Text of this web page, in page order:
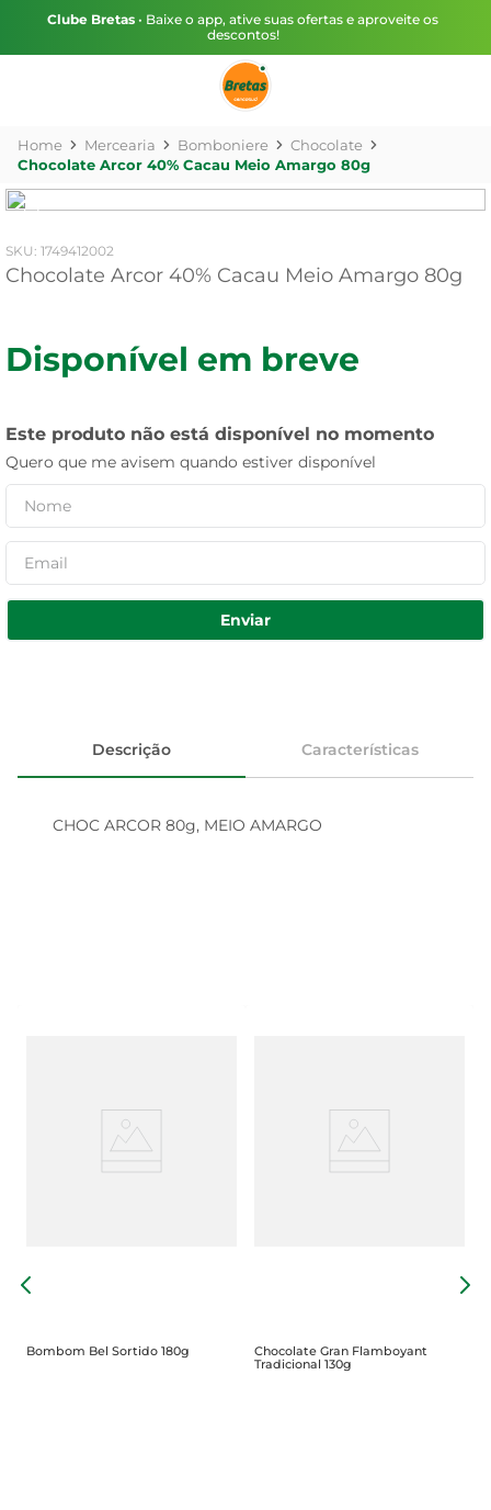
Clube Bretas • Baixe o app, ative suas ofertas e aproveite os
descontos!
Mercearia Bomboniere
Chocolate
Chocolate Arcor 40% Cacau Meio Amargo 80g
: 1749412002
Chocolate Arcor 40% Cacau Meio Amargo 80g
Disponível em breve
Este produto não está disponível no momento
Quero que me avisem quando estiver disponível
Enviar
Descrição Características
CHOC ARCOR 80g, MEIO AMARGO
Bombom Bel Sortido 180g
Chocolate Gran Flamboyant
Tradicional 130g